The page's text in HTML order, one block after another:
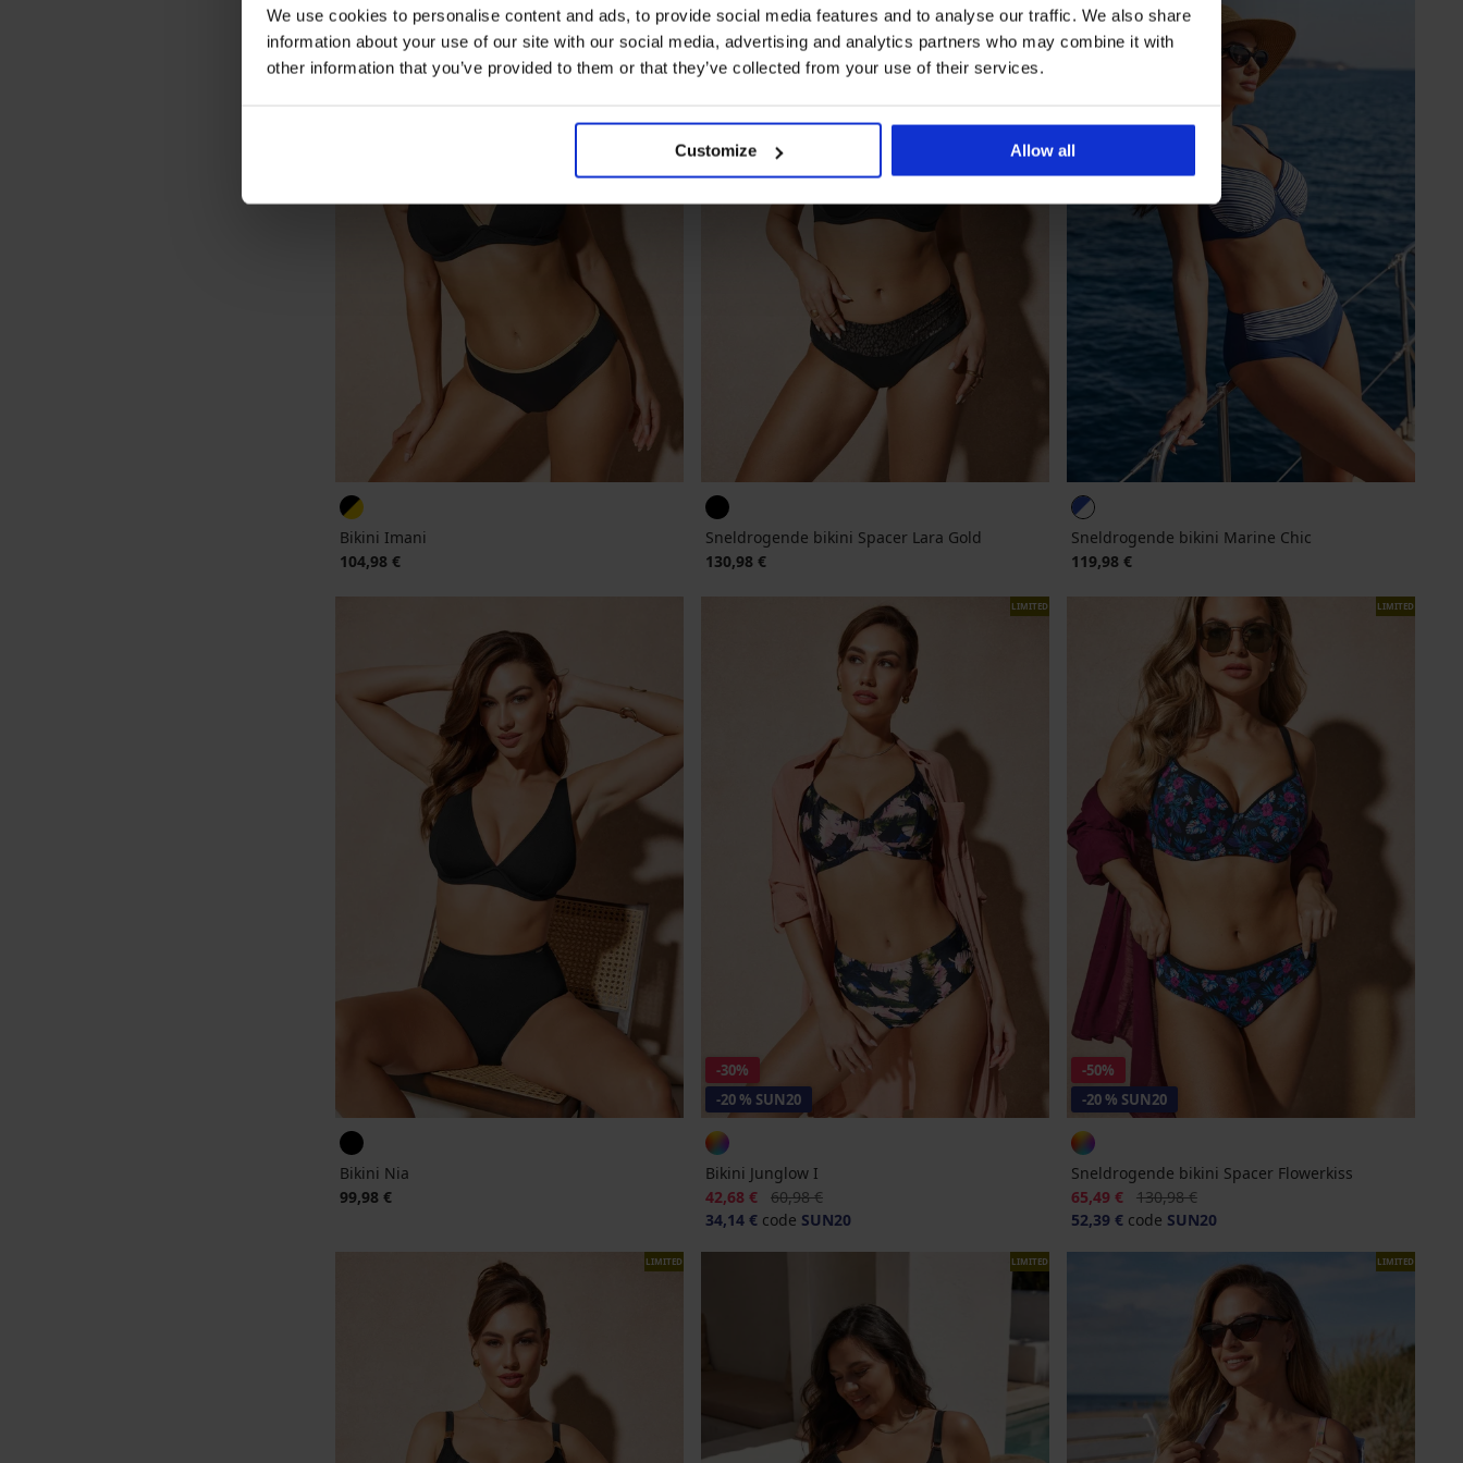
We use cookies to personalise content and ads, to provide social media features and to analyse our traffic. We also share
information about your use of our site with our social media, advertising and analytics partners who may combine it with
other information that you’ve provided to them or that they’ve collected from your use of their services.
Customize Allow all
Bikini Imani
104,98 €
Sneldrogende bikini Spacer Lara Gold
130,98 €
Sneldrogende bikini Marine Chic
119,98 €
Bikini Nia
99,98 €
LIMITED
-30%
-20 % SUN20
Bikini Junglow I
Korting
42,68 € Oorspronkelijke prijs
60,98 €
34,14 €code SUN20
LIMITED
-50%
-20 % SUN20
Sneldrogende bikini Spacer Flowerkiss
Korting
65,49 € Oorspronkelijke prijs
130,98 €
52,39 €code SUN20
LIMITED LIMITED LIMITED